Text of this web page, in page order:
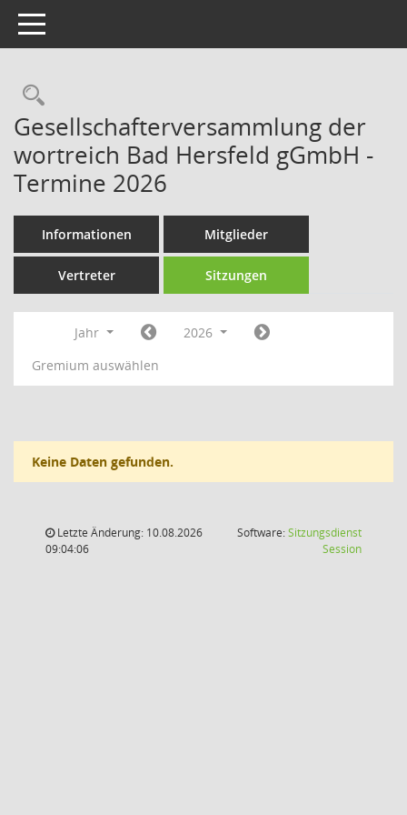
Toggle navigation
Rechercheauswahl
Gesellschafterversammlung der
wortreich Bad Hersfeld gGmbH -
Termine 2026
Informationen Mitglieder
Vertreter Sitzungen
Jahr
2026
Gremium auswählen
Keine Daten gefunden.
Letzte Änderung: 10.08.2026
09:04:06
Software:Sitzungsdienst
Session(Wird in